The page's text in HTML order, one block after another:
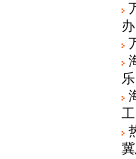
办
乐